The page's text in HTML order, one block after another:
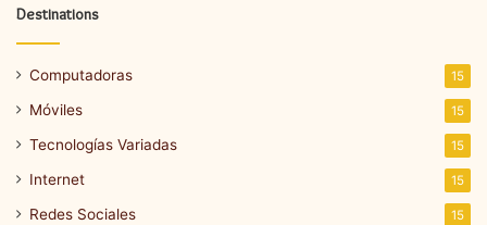
Destinations
Computadoras 15
Móviles 15
Tecnologías Variadas 15
Internet 15
Redes Sociales 15